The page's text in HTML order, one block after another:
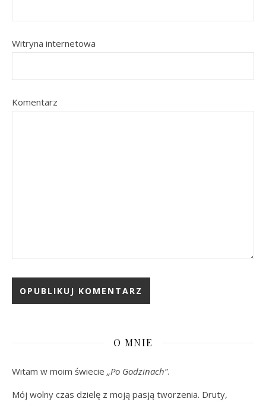
Witryna internetowa
Komentarz
O MNIE
Witam w moim świecie „Po Godzinach”.
Mój wolny czas dzielę z moją pasją tworzenia. Druty,